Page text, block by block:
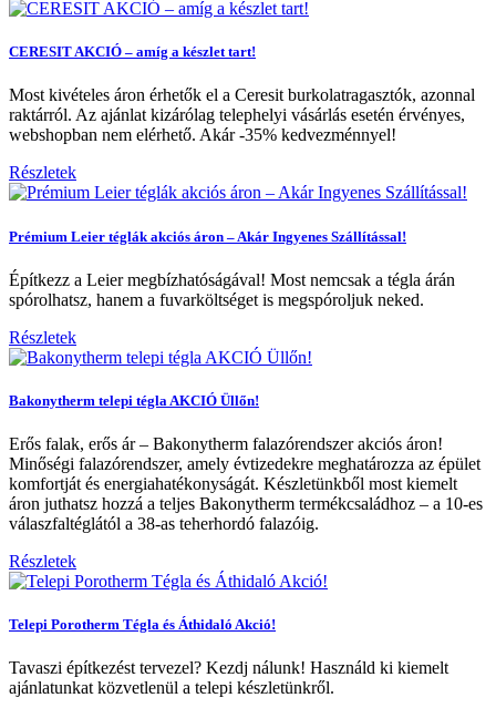
CERESIT AKCIÓ – amíg a készlet tart!
Most kivételes áron érhetők el a Ceresit burkolatragasztók, azonnal
raktárról. Az ajánlat kizárólag telephelyi vásárlás esetén érvényes,
webshopban nem elérhető. Akár -35% kedvezménnyel!
Részletek
Prémium Leier téglák akciós áron – Akár Ingyenes Szállítással!
Építkezz a Leier megbízhatóságával! Most nemcsak a tégla árán
spórolhatsz, hanem a fuvarköltséget is megspóroljuk neked.
Részletek
Bakonytherm telepi tégla AKCIÓ Üllőn!
Erős falak, erős ár – Bakonytherm falazórendszer akciós áron!
Minőségi falazórendszer, amely évtizedekre meghatározza az épület
komfortját és energiahatékonyságát. Készletünkből most kiemelt
áron juthatsz hozzá a teljes Bakonytherm termékcsaládhoz – a 10-es
válaszfaltéglától a 38-as teherhordó falazóig.
Részletek
Telepi Porotherm Tégla és Áthidaló Akció!
Tavaszi építkezést tervezel? Kezdj nálunk! Használd ki kiemelt
ajánlatunkat közvetlenül a telepi készletünkről.